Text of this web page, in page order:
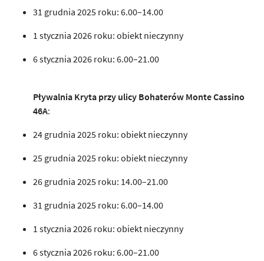
31 grudnia 2025 roku: 6.00–14.00
1 stycznia 2026 roku: obiekt nieczynny
6 stycznia 2026 roku: 6.00–21.00
Pływalnia Kryta przy ulicy Bohaterów Monte Cassino
46A:
24 grudnia 2025 roku: obiekt nieczynny
25 grudnia 2025 roku: obiekt nieczynny
26 grudnia 2025 roku: 14.00–21.00
31 grudnia 2025 roku: 6.00–14.00
1 stycznia 2026 roku: obiekt nieczynny
6 stycznia 2026 roku: 6.00–21.00